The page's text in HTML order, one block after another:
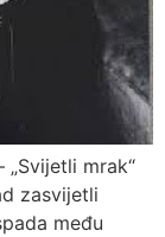
„Svijetli mrak“
zasvijetli
među